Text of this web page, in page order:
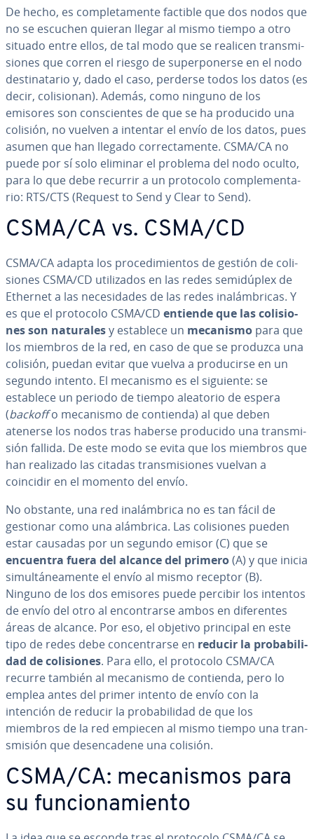
De hecho, es co­m­ple­ta­me­n­te factible que dos nodos que
no se escuchen quieran llegar al mismo tiempo a otro
situado entre ellos, de tal modo que se realicen tra­n­s­mi­
sio­nes que corren el riesgo de su­pe­r­po­ne­r­se en el nodo
de­s­ti­na­ta­rio y, dado el caso, perderse todos los datos (es
decir, co­li­sio­nan). Además, como ninguno de los
emisores son co­n­s­cie­n­tes de que se ha producido una
colisión, no vuelven a intentar el envío de los datos, pues
asumen que han llegado co­rre­c­ta­me­n­te. CSMA/CA no
puede por sí solo eliminar el problema del nodo oculto,
para lo que debe recurrir a un protocolo co­m­ple­me­n­ta­
rio: RTS/CTS (Request to Send y Clear to Send).
CSMA/CA vs. CSMA/CD
CSMA/CA adapta los pro­ce­di­mie­n­tos de gestión de co­li­
sio­nes CSMA/CD uti­li­za­dos en las redes se­mi­dú­plex de
Ethernet a las ne­ce­si­da­des de las redes in­alá­m­bri­cas. Y
es que el protocolo CSMA/CD entiende que las co­li­sio­
nes son naturalesy establece un mecanismo para que
los miembros de la red, en caso de que se produzca una
colisión, puedan evitar que vuelva a pro­du­ci­r­se en un
segundo intento. El mecanismo es el siguiente: se
establece un periodo de tiempo aleatorio de espera
(backoffo mecanismo de contienda) al que deben
atenerse los nodos tras haberse producido una tra­n­s­mi­
sión fallida. De este modo se evita que los miembros que
han realizado las citadas tra­n­s­mi­sio­nes vuelvan a
coincidir en el momento del envío.
No obstante, una red in­alá­m­bri­ca no es tan fácil de
gestionar como una alámbrica. Las co­li­sio­nes pueden
estar causadas por un segundo emisor (C) que se
encuentra fuera del alcance del primero(A) y que inicia
si­mu­l­tá­nea­me­n­te el envío al mismo receptor (B).
Ninguno de los dos emisores puede percibir los intentos
de envío del otro al en­co­n­trar­se ambos en di­fe­re­n­tes
áreas de alcance. Por eso, el objetivo principal en este
tipo de redes debe co­n­ce­n­trar­se en reducir la pro­ba­bi­li­
dad de co­li­sio­nes. Para ello, el protocolo CSMA/CA
recurre también al mecanismo de contienda, pero lo
emplea antes del primer intento de envío con la
intención de reducir la pro­ba­bi­li­dad de que los
miembros de la red empiecen al mismo tiempo una tra­n­
s­mi­sión que des­en­ca­de­ne una colisión.
CSMA/CA: me­ca­ni­s­mos para
su fu­n­cio­na­mie­n­to